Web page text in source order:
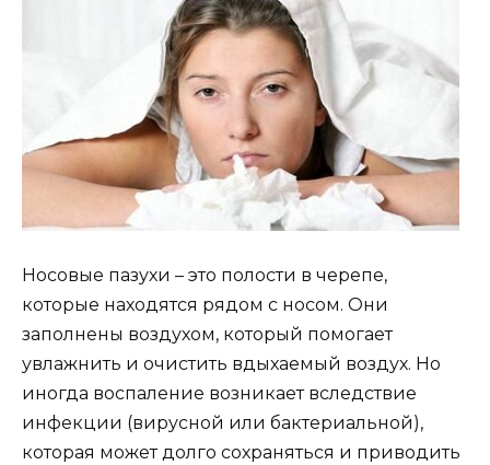
Носовые пазухи – это полости в черепе,
которые находятся рядом с носом. Они
заполнены воздухом, который помогает
увлажнить и очистить вдыхаемый воздух. Но
иногда воспаление возникает вследствие
инфекции (вирусной или бактериальной),
которая может долго сохраняться и приводить